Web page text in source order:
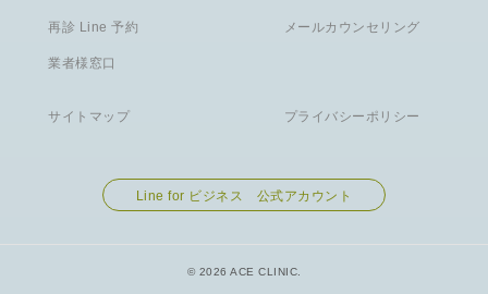
再診 Line 予約 メールカウンセリング
業者様窓口
サイトマップ プライバシーポリシー
Line for ビジネス 公式アカウント
© 2026 ACE CLINIC.